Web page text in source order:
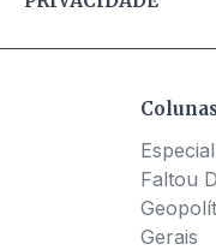
Faltou
Gerais